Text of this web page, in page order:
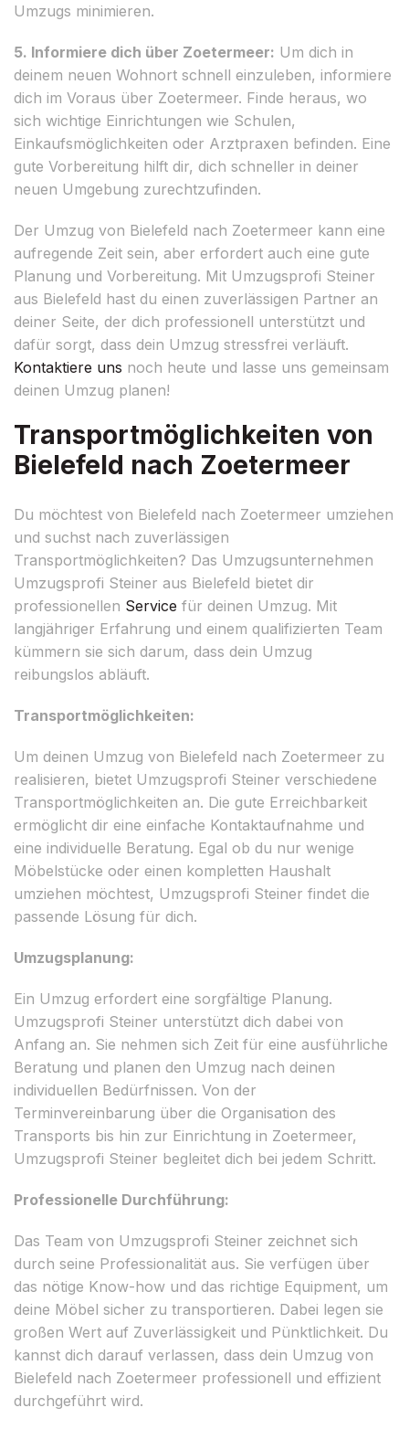
Umzugs minimieren.
5. Informiere dich über Zoetermeer: Um dich in
deinem neuen Wohnort schnell einzuleben, informiere
dich im Voraus über Zoetermeer. Finde heraus, wo
sich wichtige Einrichtungen wie Schulen,
Einkaufsmöglichkeiten oder Arztpraxen befinden. Eine
gute Vorbereitung hilft dir, dich schneller in deiner
neuen Umgebung zurechtzufinden.
Der Umzug von Bielefeld nach Zoetermeer kann eine
aufregende Zeit sein, aber erfordert auch eine gute
Planung und Vorbereitung. Mit Umzugsprofi Steiner
aus Bielefeld hast du einen zuverlässigen Partner an
deiner Seite, der dich professionell unterstützt und
dafür sorgt, dass dein Umzug stressfrei verläuft.
Kontaktiere uns noch heute und lasse uns gemeinsam
deinen Umzug planen!
Transportmöglichkeiten von
Bielefeld nach Zoetermeer
Du möchtest von Bielefeld nach Zoetermeer umziehen
und suchst nach zuverlässigen
Transportmöglichkeiten? Das Umzugsunternehmen
Umzugsprofi Steiner aus Bielefeld bietet dir
professionellen Service für deinen Umzug. Mit
langjähriger Erfahrung und einem qualifizierten Team
kümmern sie sich darum, dass dein Umzug
reibungslos abläuft.
Transportmöglichkeiten:
Um deinen Umzug von Bielefeld nach Zoetermeer zu
realisieren, bietet Umzugsprofi Steiner verschiedene
Transportmöglichkeiten an. Die gute Erreichbarkeit
ermöglicht dir eine einfache Kontaktaufnahme und
eine individuelle Beratung. Egal ob du nur wenige
Möbelstücke oder einen kompletten Haushalt
umziehen möchtest, Umzugsprofi Steiner findet die
passende Lösung für dich.
Umzugsplanung:
Ein Umzug erfordert eine sorgfältige Planung.
Umzugsprofi Steiner unterstützt dich dabei von
Anfang an. Sie nehmen sich Zeit für eine ausführliche
Beratung und planen den Umzug nach deinen
individuellen Bedürfnissen. Von der
Terminvereinbarung über die Organisation des
Transports bis hin zur Einrichtung in Zoetermeer,
Umzugsprofi Steiner begleitet dich bei jedem Schritt.
Professionelle Durchführung:
Das Team von Umzugsprofi Steiner zeichnet sich
durch seine Professionalität aus. Sie verfügen über
das nötige Know-how und das richtige Equipment, um
deine Möbel sicher zu transportieren. Dabei legen sie
großen Wert auf Zuverlässigkeit und Pünktlichkeit. Du
kannst dich darauf verlassen, dass dein Umzug von
Bielefeld nach Zoetermeer professionell und effizient
durchgeführt wird.